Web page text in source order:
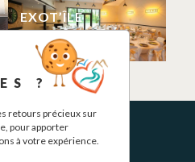
EXOT’ÎLE
PALAMINY
?
retours précieux sur
pour apporter
à votre expérience.